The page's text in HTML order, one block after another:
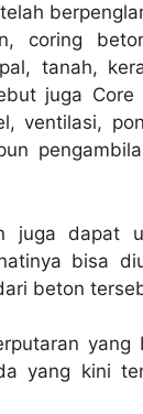
coring
tanah,
juga Core
ventilasi,
juga dapat
bisa
beton
yang
yang kini